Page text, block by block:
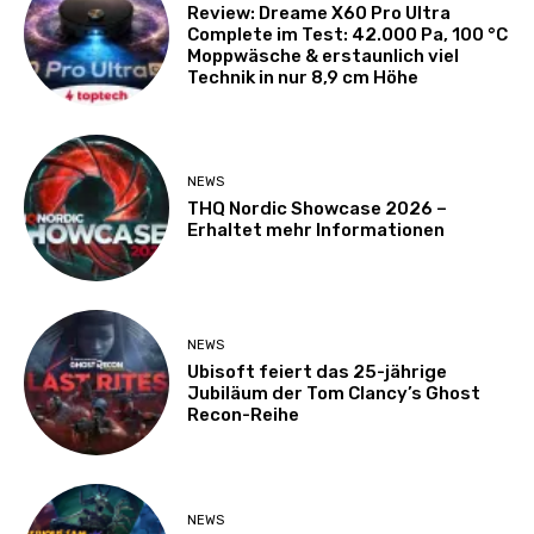
Review: Dreame X60 Pro Ultra
Complete im Test: 42.000 Pa, 100 °C
Moppwäsche & erstaunlich viel
Technik in nur 8,9 cm Höhe
NEWS
THQ Nordic Showcase 2026 –
Erhaltet mehr Informationen
NEWS
Ubisoft feiert das 25-jährige
Jubiläum der Tom Clancy’s Ghost
Recon-Reihe
NEWS